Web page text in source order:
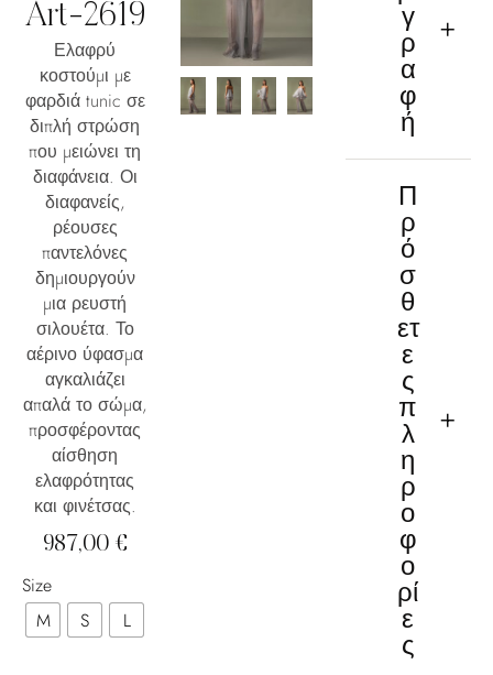
Art-2619
Ελαφρύ
κοστούμι με
φαρδιά tunic σε
διπλή στρώση
που μειώνει τη
διαφάνεια. Οι
διαφανείς,
ρέουσες
παντελόνες
δημιουργούν
μια ρευστή
σιλουέτα. Το
αέρινο ύφασμα
αγκαλιάζει
απαλά το σώμα,
προσφέροντας
αίσθηση
ελαφρότητας
και φινέτσας.
987,00 €
Size
M
S L
γ
ρ
α
φ
ή
Π
ρ
ό
σ
θ
ετ
ε
ς
π
λ
η
ρ
ο
φ
ο
ρί
ε
ς